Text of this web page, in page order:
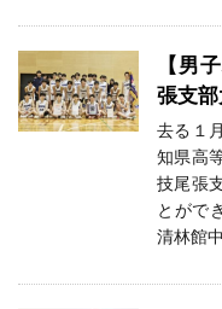
【男
張支
去る１
知県高
技尾張
とがで
清林館